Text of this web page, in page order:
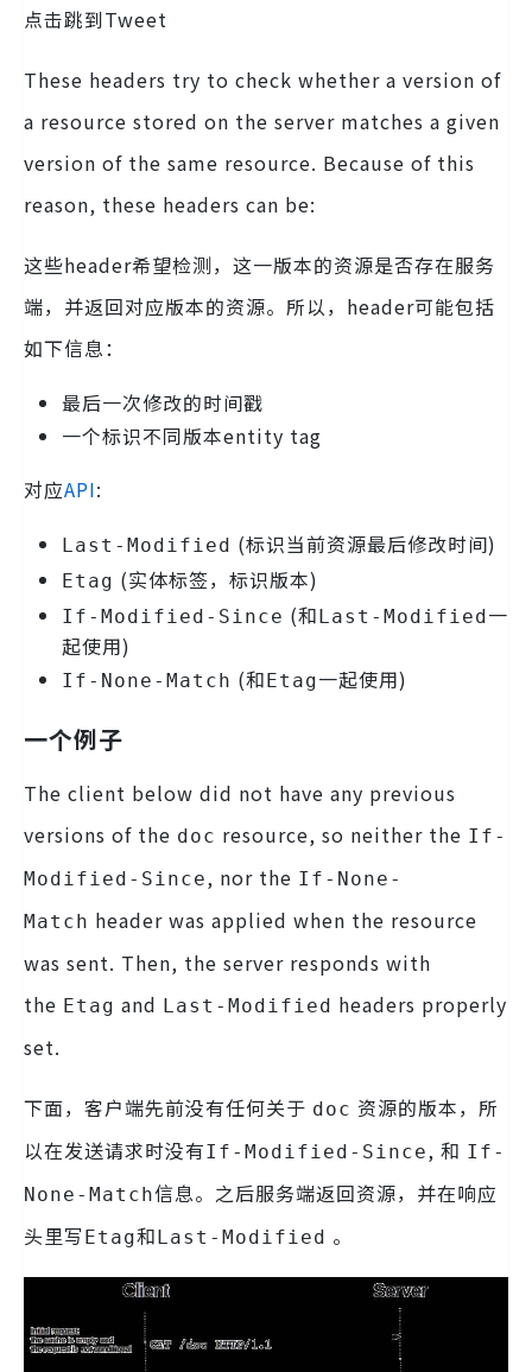
点击跳到Tweet
These headers try to check whether a version of
a resource stored on the server matches a given
version of the same resource. Because of this
reason, these headers can be:
这些header希望检测，这一版本的资源是否存在服务
端，并返回对应版本的资源。所以，header可能包括
如下信息：
最后一次修改的时间戳
一个标识不同版本entity tag
对应API:
Last-Modified (标识当前资源最后修改时间)
Etag (实体标签，标识版本)
If-Modified-Since (和Last-Modified一
起使用)
If-None-Match (和Etag一起使用)
一个例子
The client below did not have any previous
versions of the doc resource, so neither the If-
Modified-Since, nor the If-None-
Match header was applied when the resource
was sent. Then, the server responds with
the Etag and Last-Modified headers properly
set.
下面，客户端先前没有任何关于 doc 资源的版本，所
以在发送请求时没有If-Modified-Since, 和 If-
None-Match信息。之后服务端返回资源，并在响应
头里写Etag和Last-Modified 。